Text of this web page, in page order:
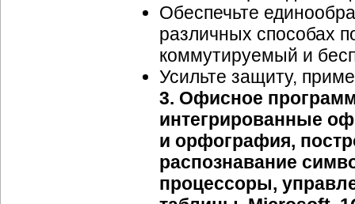
Обеспечьте
различных способах
коммутируемый и
Усильте защиту,
3. Офисное
интегрированные
и орфография,
распознавание
процессоры,